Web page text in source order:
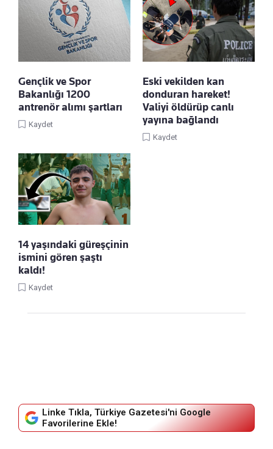
Gençlik ve Spor
Bakanlığı 1200
antrenör alımı şartları
Kaydet
Eski vekilden kan
donduran hareket!
Valiyi öldürüp canlı
yayına bağlandı
Kaydet
14 yaşındaki güreşçinin
ismini gören şaştı
kaldı!
Kaydet
Linke Tıkla, Türkiye Gazetesi'ni Google
Favorilerine Ekle!